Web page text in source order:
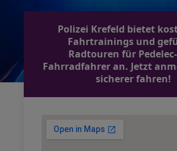
Polizei Krefeld bietet
Fahrtrainings und
Radtouren für
Fahrradfahrer an. Jetzt
sicherer fahren!